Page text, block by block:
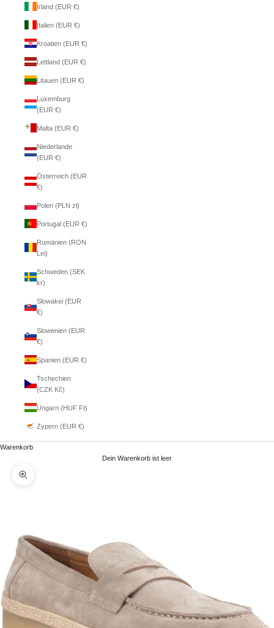
Irland (EUR €)
Italien (EUR €)
Kroatien (EUR €)
Lettland (EUR €)
Litauen (EUR €)
Luxemburg
(EUR €)
Malta (EUR €)
Niederlande
(EUR €)
Österreich (EUR
€)
Polen (PLN zł)
Portugal (EUR €)
Rumänien (RON
Lei)
Schweden (SEK
kr)
Slowakei (EUR
€)
Slowenien (EUR
€)
Spanien (EUR €)
Tschechien
(CZK Kč)
Ungarn (HUF Ft)
Zypern (EUR €)
Warenkorb
Dein Warenkorb ist leer
Bild vergrößern